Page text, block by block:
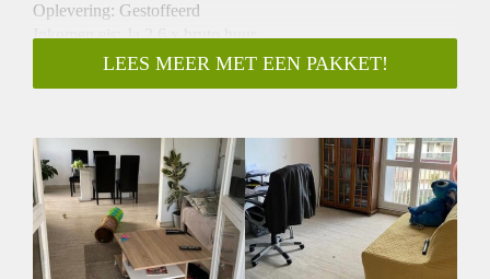
Oplevering: Gestoffeerd
Inkomen eis: Ja 2,6 x bruto huur
Garantiestelling mogelijk: Ja
Borg: 1 maand
Gedeelde keuken: Nee
Gedeelde Douche: Nee
Gedeelde woonkamer: Nee
Huisgenoten: Nee
Geslacht huisgenoten: N.v.t.
LEES MEER MET EEN PAKKET!